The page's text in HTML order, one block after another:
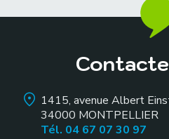
1415, avenue Albert
34000 MONTPELLIER
Tél. 04 67 07 30 97